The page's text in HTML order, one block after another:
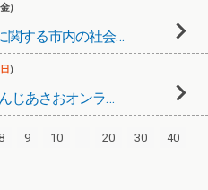
依存症対応力向上研修「依存症に関する市内の社会資源」
）
認知症サポーター養成講座(おれんじあさおオンライン)
日 ）
8 9 10 20 30 40